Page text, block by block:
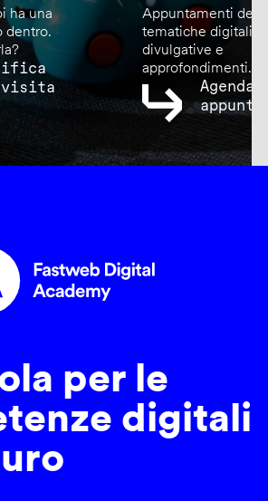
ha una
dentro.
visita
Appuntamenti
tematiche digitali,
divulgative e
approfondimenti.
Agenda
per le
digitali